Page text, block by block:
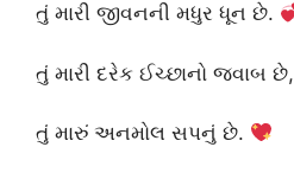
તું મારી જીવનની મધુર ધૂન છે.
તું મારી દરેક ઈચ્છાનો જવાબ છે,
તું મારું અનમોલ સપનું છે.